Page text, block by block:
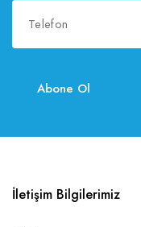
Abone Ol
İletişim Bilgilerimiz